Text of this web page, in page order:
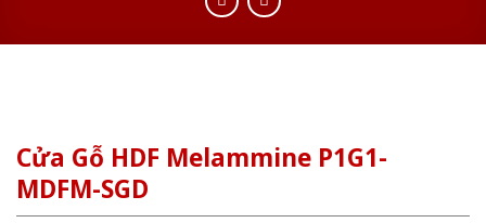
Cửa Gỗ HDF Melammine P1G1-
MDFM-SGD